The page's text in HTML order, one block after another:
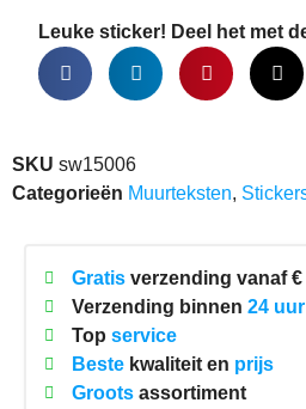
Leuke sticker! Deel het met
SKU sw15006
Categorieën Muurteksten,
Gratisverzending vanaf €
Verzending binnen 24 uur
Top service
Bestekwaliteit en prijs
Grootsassortiment